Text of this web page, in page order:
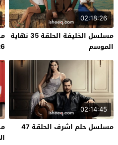
02:18:26
مسلسل الخليفة الحلقة 35 نهاية
الموسم
26
02:14:45
مسلسل حلم اشرف الحلقة 47